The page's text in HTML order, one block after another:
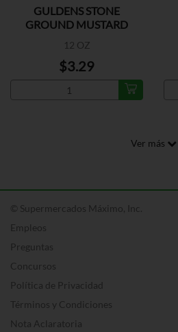
GULDENS STONE
GROUND MUSTARD
12 OZ
$3.29
Ver más
© Supermercados Máximo, Inc.
Empleos
Preguntas
Concursos
Política de Privacidad
Términos y Condiciones
Nota Aclaratoria